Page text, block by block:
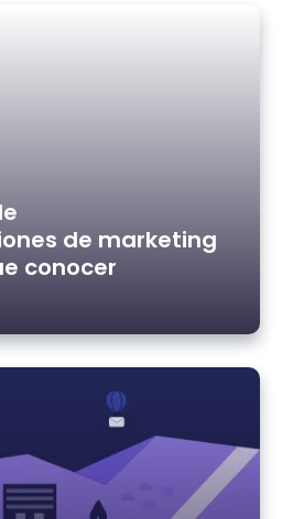
de marketing
conocer